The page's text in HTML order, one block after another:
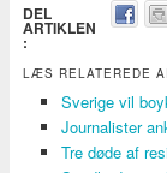
DEL
ARTIKLEN
:
LÆS RELATEREDE
Sverige vil
Journalister
Tre døde af